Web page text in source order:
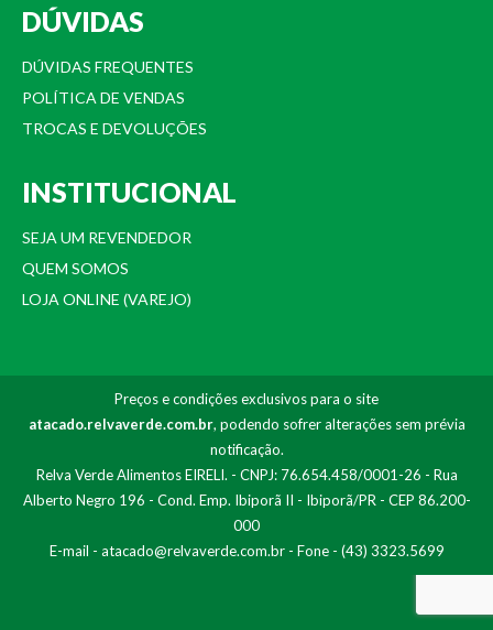
DÚVIDAS
DÚVIDAS FREQUENTES
POLÍTICA DE VENDAS
TROCAS E DEVOLUÇÕES
INSTITUCIONAL
SEJA UM REVENDEDOR
QUEM SOMOS
LOJA ONLINE (VAREJO)
Preços e condições exclusivos para o site
atacado.relvaverde.com.br, podendo sofrer alterações sem prévia
notificação.
Relva Verde Alimentos EIRELI. - CNPJ: 76.654.458/0001-26 - Rua
Alberto Negro 196 - Cond. Emp. Ibiporã II - Ibiporã/PR - CEP 86.200-
000
E-mail - atacado@relvaverde.com.br- Fone - (43) 3323.5699